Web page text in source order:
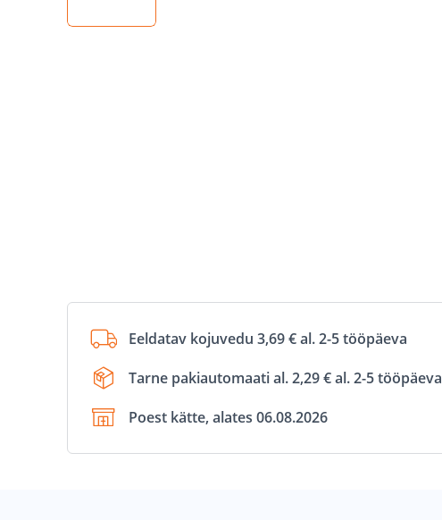
Eeldatav kojuvedu 3,69 € al. 2-5 tööpäeva
Tarne pakiautomaati al. 2,29 € al. 2-5 tööpäeva
Poest kätte, alates 06.08.2026